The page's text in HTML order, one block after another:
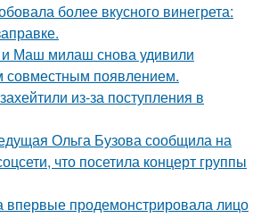
более вкусного винегрета:
и Маш милаш снова удивили
совместным появлением.
из-за поступления в
Ольга Бузова сообщила на
что посетила концерт группы
впервые продемонстрировала лицо